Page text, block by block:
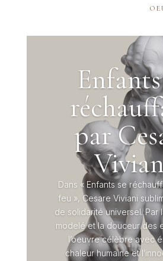
par
Dans « Enfants se
feu », Cesare Viviani
de solidarité universel. Par
modelé et la douceur des
l’oeuvre célèbre avec
chaleur humaine et